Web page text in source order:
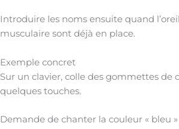
Introduire les noms ensuite quand
musculaire sont déjà en place.
Exemple concret
Sur un clavier, colle des gommettes de
quelques touches.
Demande de chanter la couleur « bleu